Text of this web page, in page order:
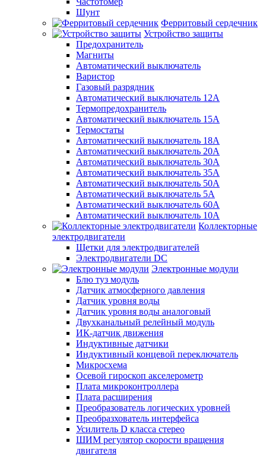
Шунт
Ферритовый сердечник
Устройство защиты
Предохранитель
Магниты
Автоматический выключатель
Варистор
Газовый разрядник
Автоматический выключатель 12А
Термопредохранитель
Автоматический выключатель 15А
Термостаты
Автоматический выключатель 18А
Автоматический выключатель 20А
Автоматический выключатель 30А
Автоматический выключатель 35А
Автоматический выключатель 50А
Автоматический выключатель 5А
Автоматический выключатель 60А
Автоматический выключатель 10А
Коллекторные
электродвигатели
Щетки для электродвигателей
Электродвигатели DC
Электронные модули
Блю туз модуль
Датчик атмосферного давления
Датчик уровня воды
Датчик уровня воды аналоговый
Двухканальный релейный модуль
ИК-датчик движения
Индуктивные датчики
Индуктивный концевой переключатель
Микросхема
Осевой гироскоп акселерометр
Плата микроконтроллера
Плата расширения
Преобразователь логических уровней
Преобразхователь интерфейса
Усилитель D класса стерео
ШИМ регулятор скорости вращения
двигателя